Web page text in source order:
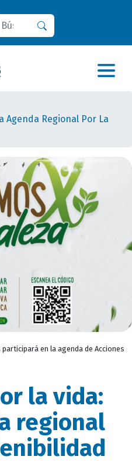
Agenda Regional Por La
en la agenda de Acciones
la vida:
regional